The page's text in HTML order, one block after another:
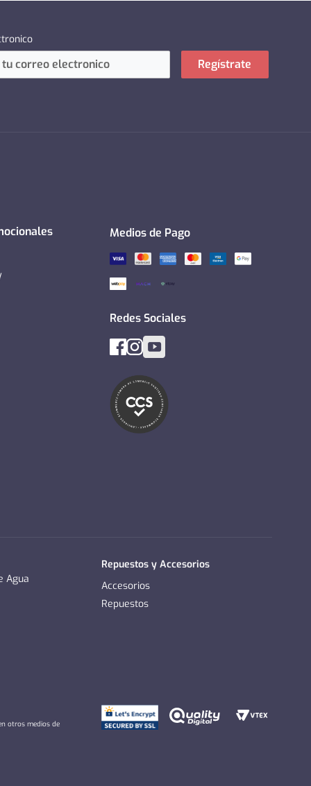
Regístrate
Medios de Pago
Redes Sociales
Agua
Repuestos y Accesorios
Accesorios
Repuestos
otros medios de